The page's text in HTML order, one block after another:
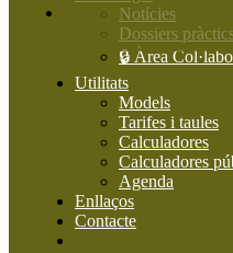
Notícies
Dossiers
🔒 Àrea
Utilitats
Models
Tarifes i taules
Calculadores
Calculadores
Agenda
Enllaços
Contacte